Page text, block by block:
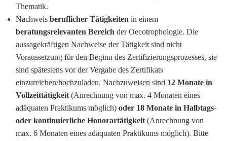
Thematik.
Nachweisberuflicher Tätigkeiten in einem
beratungsrelevanten Bereich der Oecotrophologie. Die
aussagekräftigen Nachweise der Tätigkeit sind nicht
Voraussetzung für den Beginn des Zertifizierungsprozesses, sie
sind spätestens vor der Vergabe des Zertifikats
einzureichen/hochzuladen. Nachzuweisen sind 12 Monate in
Vollzeittätigkeit (Anrechnung von max. 4 Monaten eines
adäquaten Praktikums möglich)oder 18 Monate in Halbtags-
oder kontinuierliche Honorartätigkeit (Anrechnung von
max. 6 Monaten eines adäquaten Praktikums möglich). Bitte